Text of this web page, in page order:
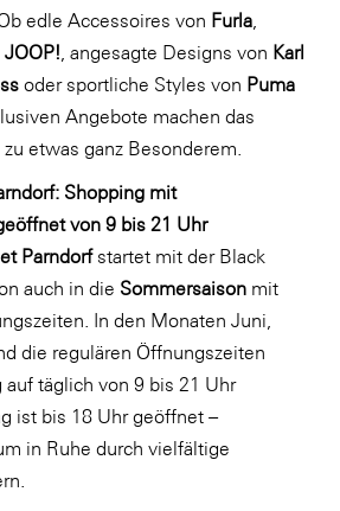
edle Accessoires von Furla
JOOP! , angesagte Designs von Karl
oder sportliche Styles von Puma
Angebote machen das
etwas ganz Besonderem.
Shopping mit
von 9 bis 21 Uhr
Parndorfstartet mit der Black
auch in die Sommersaison mit
In den Monaten Juni,
die regulären Öffnungszeiten
auf täglich von 9 bis 21 Uhr
ist bis 18 Uhr geöffnet –
in Ruhe durch vielfältige